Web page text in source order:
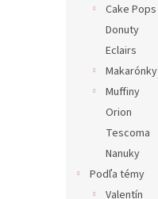
Cake Pops
Donuty
Eclairs
Makarónky
Muffiny
Orion
Tescoma
Nanuky
Podľa témy
Valentín